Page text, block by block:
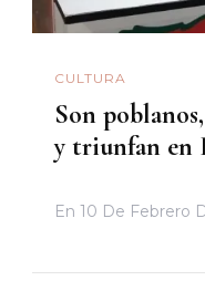
CULTURA
Son
y triunfan en
En 10 De Febrero